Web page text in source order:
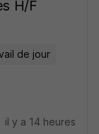
H/F
de jour
il y a 14 heures